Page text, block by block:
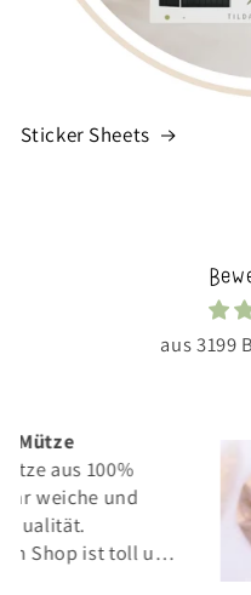
Sticker Sheets
aus 3199
Ein
Es